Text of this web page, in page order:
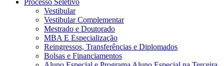
Vestibular
Vestibular Complementar
Mestrado e Doutorado
MBA E Especialização
Reingressos, Transferências e Diplomados
Bolsas e Financiamentos